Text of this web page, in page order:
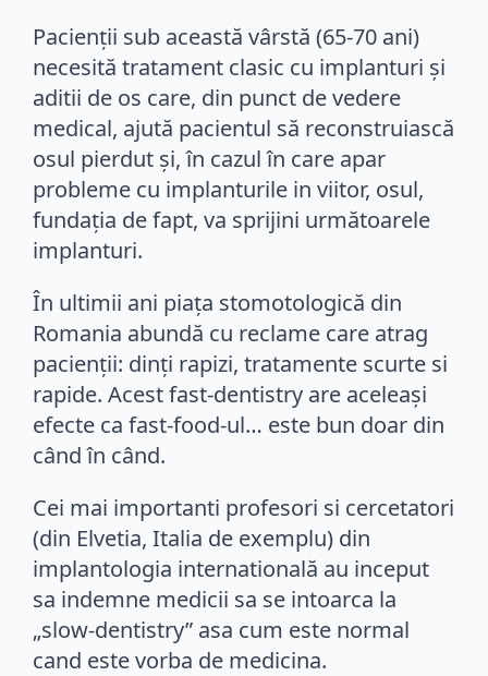
Pacienții sub această vârstă (65-70 ani)
necesită tratament clasic cu implanturi și
aditii de os care, din punct de vedere
medical, ajută pacientul să reconstruiască
osul pierdut și, în cazul în care apar
probleme cu implanturile in viitor, osul,
fundația de fapt, va sprijini următoarele
implanturi.
În ultimii ani piața stomotologică din
Romania abundă cu reclame care atrag
pacienții: dinți rapizi, tratamente scurte si
rapide. Acest fast-dentistry are aceleași
efecte ca fast-food-ul… este bun doar din
când în când.
Cei mai importanti profesori si cercetatori
(din Elvetia, Italia de exemplu) din
implantologia internatională au inceput
sa indemne medicii sa se intoarca la
„slow-dentistry” asa cum este normal
cand este vorba de medicina.